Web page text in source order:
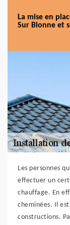
La mise en
Sur Bionne et
Les personnes
effectuer un
chauffage. En
cheminées. Il
constructions.